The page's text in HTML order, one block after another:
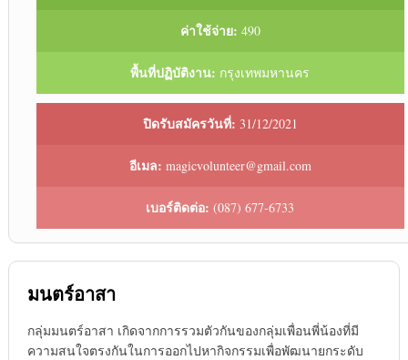
ค่าใช้จ่าย: 490
พื้นที่ปฏิบัติงาน: กรุงเทพมหานคร
ปิดรับสมัครวันที่: 31/12/2021
อีเมล: magicvolunteer@gmail.com
เบอร์ติดต่อ: (087) 677-6733
มนตร์อาสา
กลุ่มมนตร์อาสา เกิดจากการรวมตัวกันของกลุ่มเพื่อนพี่น้องที่มี
ความสนใจตรงกันในการออกไปหากิจกรรมเพื่อพัฒนายกระดับ